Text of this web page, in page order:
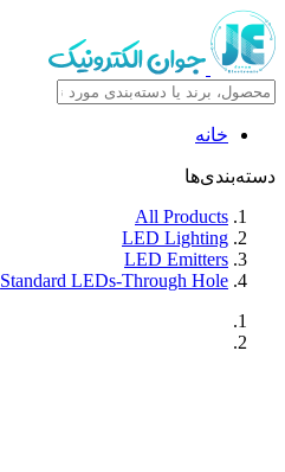
خانه
دسته‌بندی‌ها
All Products
LED Lighting
LED Emitters
Standard LEDs-Through Hole